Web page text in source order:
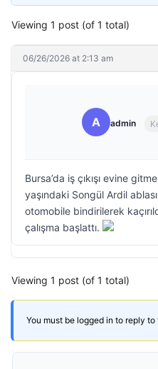
Viewing 1 post (of 1 total)
06/26/2026 at 2:13 am
A admin
Bursa’da iş çıkışı evine
yaşındaki Songül Ardil
otomobile bindirilerek
çalışma başlattı.
Viewing 1 post (of 1 total)
You must be logged in to reply